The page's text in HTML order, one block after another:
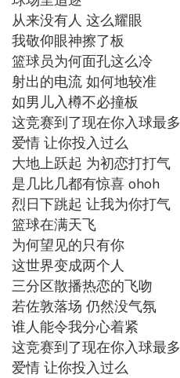
从来没有人 这么耀眼
我敬仰眼神擦了板
篮球员为何面孔这么冷
射出的电流 如何地较准
如男儿入樽不必撞板
这竞赛到了现在你入球最多
爱情 让你投入过么
大地上跃起 为初恋打打气
是几比几都有惊喜 ohoh
烈日下跳起 让我为你打气
篮球在满天飞
为何望见的只有你
这世界变成两个人
三分区散播热恋的飞吻
若佐敦落场 仍然没气氛
谁人能令我分心着紧
这竞赛到了现在你入球最多
爱情 让你投入过么